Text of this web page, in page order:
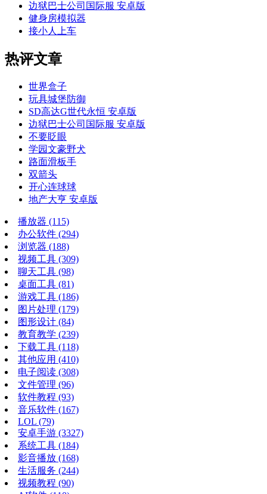
边狱巴士公司国际服 安卓版
健身房模拟器
接小人上车
热评文章
世界盒子
玩具城堡防御
SD高达G世代永恒 安卓版
边狱巴士公司国际服 安卓版
不要眨眼
学园文豪野犬
路面滑板手
双箭头
开心连球球
地产大亨 安卓版
播放器 (115)
办公软件 (294)
浏览器 (188)
视频工具 (309)
聊天工具 (98)
桌面工具 (81)
游戏工具 (186)
图片处理 (179)
图形设计 (84)
教育教学 (239)
下载工具 (118)
其他应用 (410)
电子阅读 (308)
文件管理 (96)
软件教程 (93)
音乐软件 (167)
LOL (79)
安卓手游 (3327)
系统工具 (184)
影音播放 (168)
生活服务 (244)
视频教程 (90)